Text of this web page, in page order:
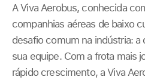
A Viva Aerobus, conhecida
companhias aéreas de baixo
desafio comum na indústria:
sua equipe. Com a frota mais
rápido crescimento, a Viva